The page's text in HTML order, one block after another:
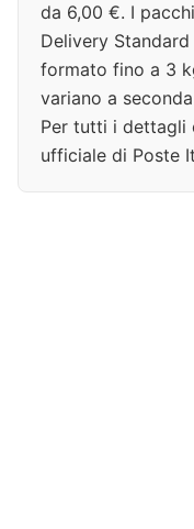
da 6,00 €. I
Delivery
formato fino a 3
variano a
Per tutti i dettagli
ufficiale di Poste